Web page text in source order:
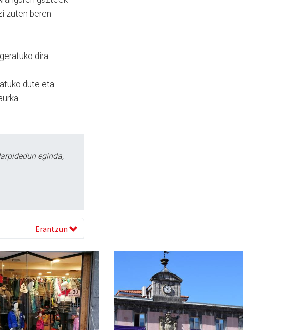
zuten beren
dira:
dute eta
eginda,
Erantzun